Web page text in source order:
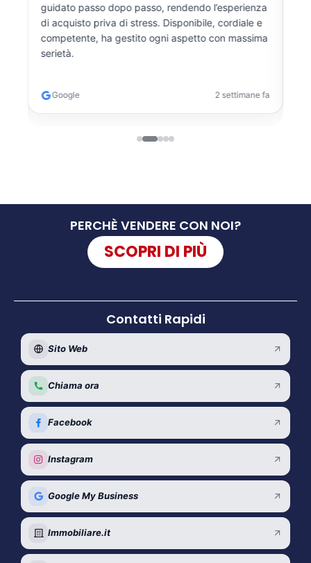
guidato passo dopo passo, rendendo l’esperienza
di acquisto priva di stress. Disponibile, cordiale e
competente, ha gestito ogni aspetto con massima
serietà.
Google 2 settimane fa
PERCHÈ VENDERE CON NOI?
SCOPRI DI PIÙ
Contatti Rapidi
Sito Web
Chiama ora
Facebook
Instagram
Google My Business
Immobiliare.it